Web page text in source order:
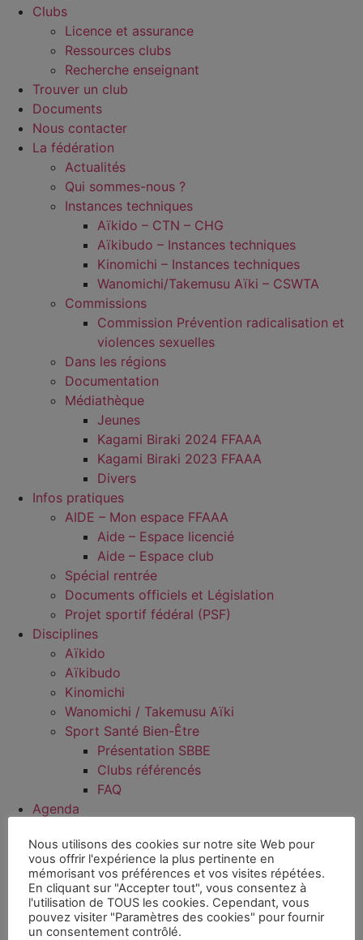
Clubs
Licence et assurance
Ressources clubs
Recherche enseignant
Trouver un club
Documents
Nous contacter
La fédération
Actualités
Qui sommes-nous ?
Instances techniques
Aïkido – CTN – CHG
Aïkibudo – Instances techniques
Kinomichi – Instances techniques
Wanomichi/Takemusu Aïki – CSWTA
Commissions
Commission Prévention radicalisation et
violences sexuelles
Dans les régions
Documentation
Médiathèque
Jeunes
Kagami Biraki 2024 FFAAA
Kagami Biraki 2023 FFAAA
Divers
Infos pratiques
AIDE – Mon espace FFAAA
Aide – Espace licencié
Aide – Espace club
Spécial rentrée
Documents officiels et Législation
Projet sportif fédéral (PSF)
Disciplines
Aïkido
Aïkibudo
Kinomichi
Wanomichi / Takemusu Aïki
Sport Santé Bien-Être
Présentation SBBE
Clubs référencés
FAQ
Agenda
Formations
Grades
Clubs
Licence et assurance
Ressources clubs
Nous utilisons des cookies sur notre site Web pour
vous offrir l'expérience la plus pertinente en
mémorisant vos préférences et vos visites répétées.
En cliquant sur "Accepter tout", vous consentez à
l'utilisation de TOUS les cookies. Cependant, vous
pouvez visiter "Paramètres des cookies" pour fournir
un consentement contrôlé.